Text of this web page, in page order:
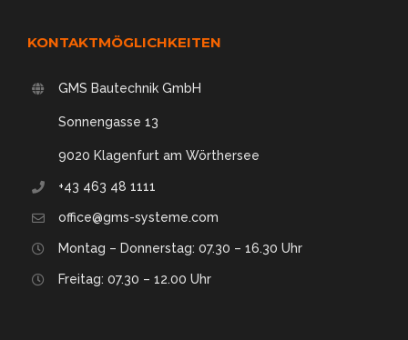
KONTAKTMÖGLICHKEITEN
GMS Bautechnik GmbH
Sonnengasse 13
9020 Klagenfurt am Wörthersee
+43 463 48 1111
office@gms-systeme.com
Montag – Donnerstag: 07.30 – 16.30 Uhr
Freitag: 07.30 – 12.00 Uhr